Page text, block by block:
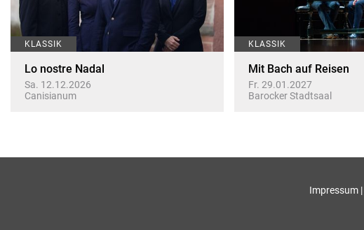
KLASSIK
Lo nostre Nadal
Sa. 12.12.2026
Canisianum
KLASSIK
Mit Bach auf Reisen
Fr. 29.01.2027
Barocker Stadtsaal
Impressum|